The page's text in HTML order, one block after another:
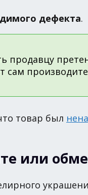
дефекта.
сам
товар был
или